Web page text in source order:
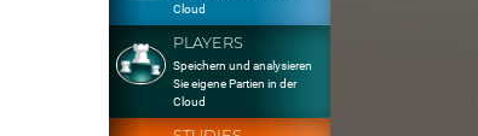
Cloud
PLAYERS
Speichern und analysieren
Sie eigene Partien in der
Cloud